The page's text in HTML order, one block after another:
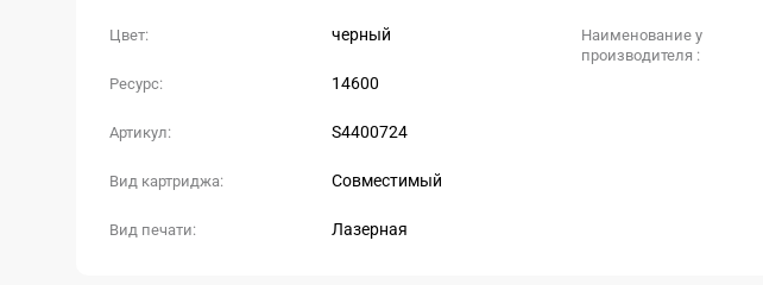
Цвет: черный
Ресурс: 14600
Артикул: S4400724
Вид картриджа: Совместимый
Вид печати: Лазерная
Наименование у
производителя :